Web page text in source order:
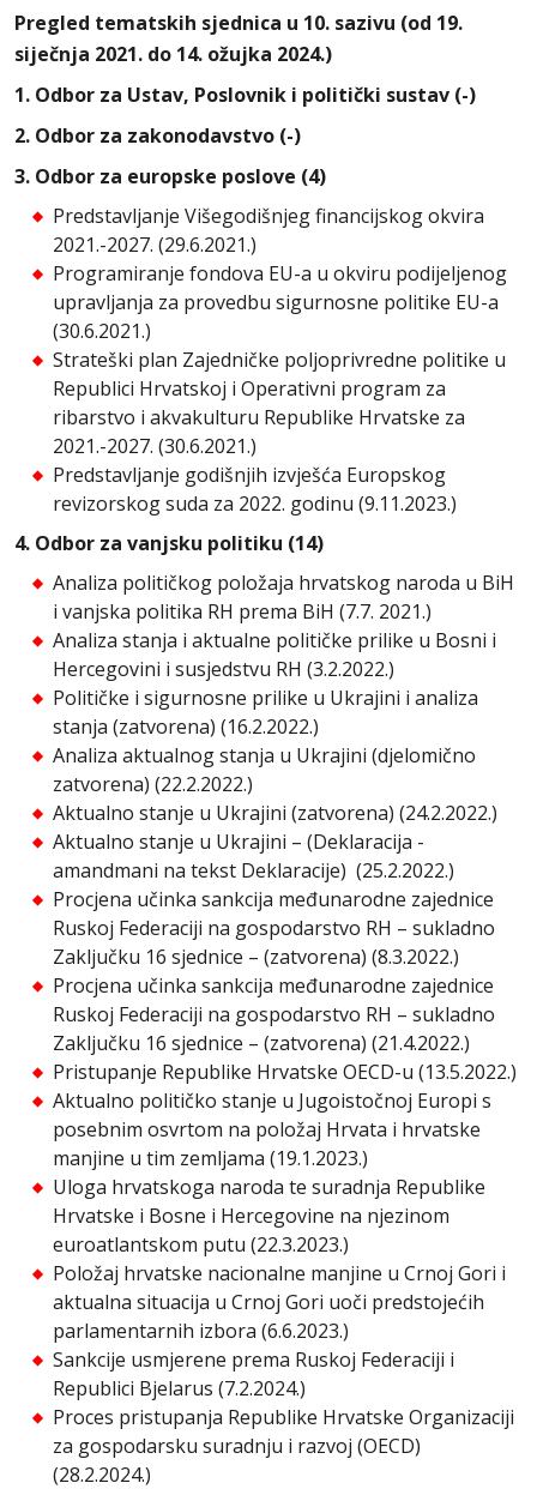
Pregled tematskih sjednica u 10. sazivu (od 19.
siječnja 2021. do 14. ožujka 2024.)
1. Odbor za Ustav, Poslovnik i politički sustav (-)
2. Odbor za zakonodavstvo (-)
3. Odbor za europske poslove (4)
Predstavljanje Višegodišnjeg financijskog okvira
2021.-2027. (29.6.2021.)
Programiranje fondova EU-a u okviru podijeljenog
upravljanja za provedbu sigurnosne politike EU-a
(30.6.2021.)
Strateški plan Zajedničke poljoprivredne politike u
Republici Hrvatskoj i Operativni program za
ribarstvo i akvakulturu Republike Hrvatske za
2021.-2027. (30.6.2021.)
Predstavljanje godišnjih izvješća Europskog
revizorskog suda za 2022. godinu (9.11.2023.)
4. Odbor za vanjsku politiku (14)
Analiza političkog položaja hrvatskog naroda u BiH
i vanjska politika RH prema BiH (7.7. 2021.)
Analiza stanja i aktualne političke prilike u Bosni i
Hercegovini i susjedstvu RH (3.2.2022.)
Političke i sigurnosne prilike u Ukrajini i analiza
stanja (zatvorena) (16.2.2022.)
Analiza aktualnog stanja u Ukrajini (djelomično
zatvorena) (22.2.2022.)
Aktualno stanje u Ukrajini (zatvorena) (24.2.2022.)
Aktualno stanje u Ukrajini – (Deklaracija -
amandmani na tekst Deklaracije) (25.2.2022.)
Procjena učinka sankcija međunarodne zajednice
Ruskoj Federaciji na gospodarstvo RH – sukladno
Zaključku 16 sjednice – (zatvorena) (8.3.2022.)
Procjena učinka sankcija međunarodne zajednice
Ruskoj Federaciji na gospodarstvo RH – sukladno
Zaključku 16 sjednice – (zatvorena) (21.4.2022.)
Pristupanje Republike Hrvatske OECD-u (13.5.2022.)
Aktualno političko stanje u Jugoistočnoj Europi s
posebnim osvrtom na položaj Hrvata i hrvatske
manjine u tim zemljama (19.1.2023.)
Uloga hrvatskoga naroda te suradnja Republike
Hrvatske i Bosne i Hercegovine na njezinom
euroatlantskom putu (22.3.2023.)
Položaj hrvatske nacionalne manjine u Crnoj Gori i
aktualna situacija u Crnoj Gori uoči predstojećih
parlamentarnih izbora (6.6.2023.)
Sankcije usmjerene prema Ruskoj Federaciji i
Republici Bjelarus (7.2.2024.)
Proces pristupanja Republike Hrvatske Organizaciji
za gospodarsku suradnju i razvoj (OECD)
(28.2.2024.)